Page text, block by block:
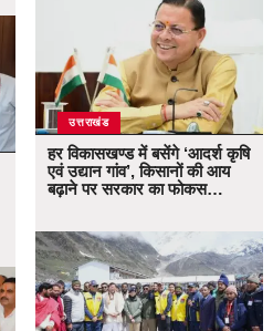
उत्तराखंड
हर विकासखण्ड में बसेंगे ‘आदर्श कृषि
एवं उद्यान गांव’, किसानों की आय
बढ़ाने पर सरकार का फोकस…